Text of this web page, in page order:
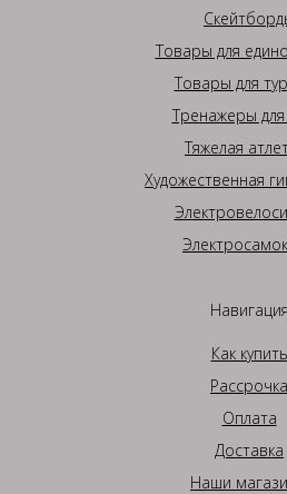
Товары для
Товары для
Тренажеры
Тяжелая
Художественная
Навигация
Как купить
Рассрочка
Оплата
Доставка
Наши